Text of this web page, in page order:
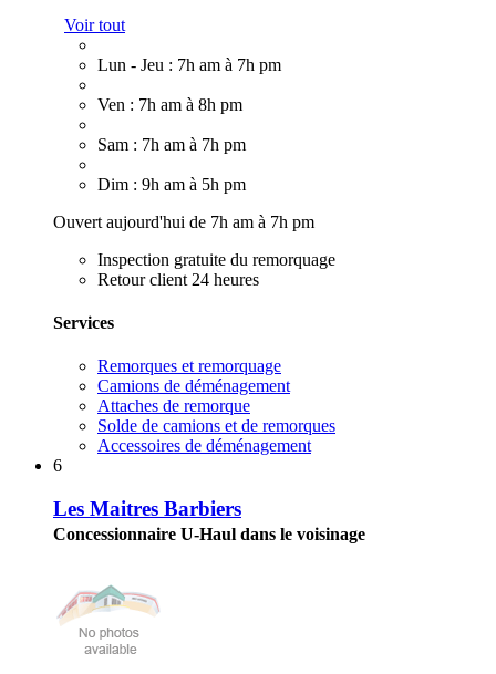
Voir tout
Lun - Jeu : 7h am à 7h pm
Ven : 7h am à 8h pm
Sam : 7h am à 7h pm
Dim : 9h am à 5h pm
Ouvert aujourd'hui de 7h am à 7h pm
Inspection gratuite du remorquage
Retour client 24 heures
Services
Remorques et remorquage
Camions de déménagement
Attaches de remorque
Solde de camions et de remorques
Accessoires de déménagement
6
Les Maitres Barbiers
Concessionnaire U-Haul dans le voisinage